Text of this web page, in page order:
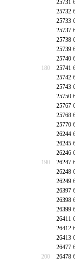
25731
25732
25733
25737
25738
25739
25740
180
25741
25742
25743
25750
25767
25768
25770
26244
26245
26246
190
26247
26248
26249
26397
26398
26399
26411
26412
26413
26477
200
26478